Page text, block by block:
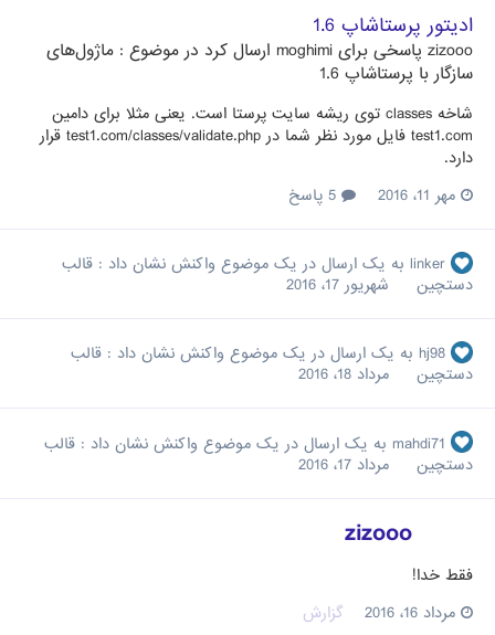
ادیتور پرستاشاپ 1.6
zizooo پاسخی برای moghimi ارسال کرد در موضوع : ماژول‌های
سازگار با پرستاشاپ 1.6
شاخه classes توی ریشه سایت پرستا است. یعنی مثلا برای دامین
test1.com فایل مورد نظر شما در test1.com/classes/validate.php قرار
دارد.
مهر 11، 2016
linker به یک ارسال در یک موضوع واکنش نشان داد : قالب
دستچین
شهریور 17، 2016
hj98 به یک ارسال در یک موضوع واکنش نشان داد : قالب
دستچین
مرداد 18، 2016
mahdi71 به یک ارسال در یک موضوع واکنش نشان داد : قالب
دستچین
مرداد 17، 2016
zizooo
فقط خدا!
مرداد 16، 2016
گزارش